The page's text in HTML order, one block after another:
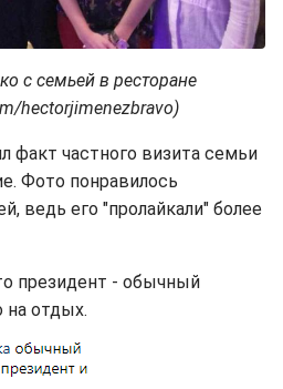
с семьей в ресторане
hectorjimenezbravo)
факт частного визита семьи
Фото понравилось
ведь его "пролайкали" более
президент - обычный
на отдых.